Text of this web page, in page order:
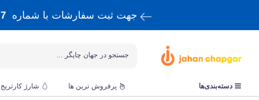
جهت ثبت سفارشات با شماره 7 3 6 0 5 0 1 2 9 9 0
دسته‌بندی‌ها پرفروش ترین ها شارژ کارتریج